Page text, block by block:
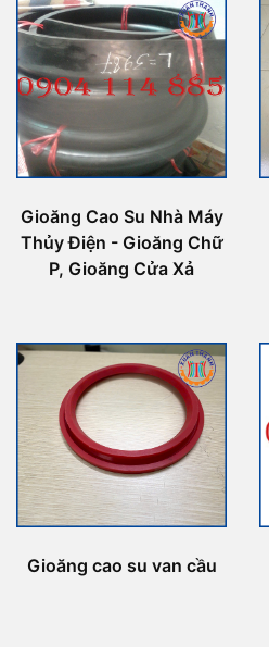
Gioăng Cao Su Nhà Máy
Thủy Điện - Gioăng Chữ
P, Gioăng Cửa Xả
Gioăng cao su van cầu